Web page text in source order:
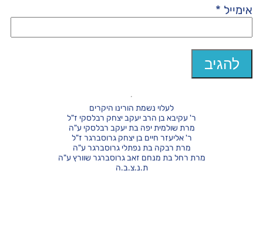
אימייל *
לעלוי נשמת הורינו היקרים
ר' עקיבא בן הרב יעקב יצחק רבלסקי ז"ל
מרת שולמית יפה בת יעקב רבלסקי ע"ה
ר' אליעזר חיים בן יצחק גרוסברגר ז"ל
מרת רבקה בת נפתלי גרוסברגר ע"ה
מרת רחל בת מנחם זאב גרוסברגר שוורץ ע"ה
ת.נ.צ.ב.ה